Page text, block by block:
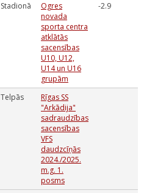
Stadionā
Ogres
novada
sporta centra
atklātās
sacensības
U10, U12,
U14 un U16
grupām
-2.9
Telpās
Rīgas SS
"Arkādija"
sadraudzības
sacensības
VFS
daudzcīņās
2024./2025.
m.g. 1.
posms